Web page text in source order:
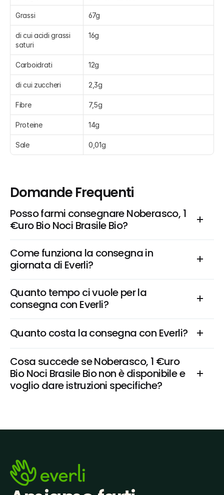
Grassi 67g
di cui acidi grassi
saturi
16g
Carboidrati 12g
di cui zuccheri 2,3g
Fibre 7,5g
Proteine 14g
Sale 0,01g
Domande Frequenti
Posso farmi consegnare Noberasco, 1
€uro Bio Noci Brasile Bio?
Come funziona la consegna in
giornata di Everli?
Quanto tempo ci vuole per la
consegna con Everli?
Quanto costa la consegna con Everli?
Cosa succede se Noberasco, 1 €uro
Bio Noci Brasile Bio non è disponibile e
voglio dare istruzioni specifiche?